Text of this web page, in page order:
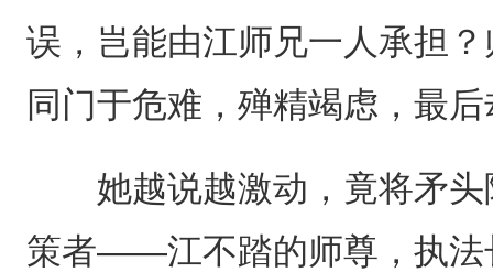
误，岂能由江师兄一人承担
同门于危难，殚精竭虑，最
她越说越激动，竟将矛头
策者——江不踏的师尊，执法